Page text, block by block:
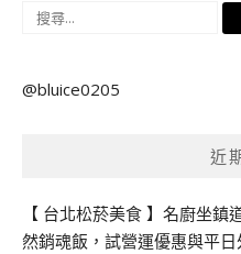
搜
鍵
@bluice0205
近
【 台北松菸美食 】名廚坐
然銷魂飯，試營運優惠與平